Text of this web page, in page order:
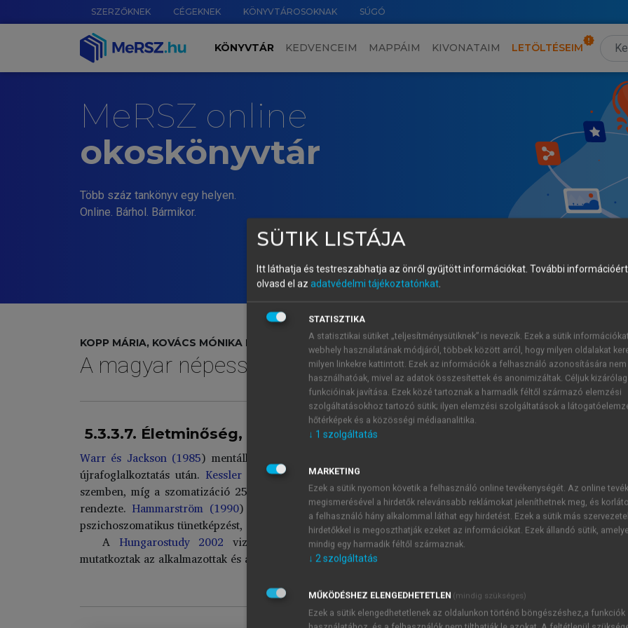
SZERZŐKNEK CÉGEKNEK KÖNYVTÁROSOKNAK SÚGÓ
KÖNYVTÁR KEDVENCEIM MAPPÁIM KIVONATAIM LETÖLTÉSEIM
MeRSZ online
okoskönyvtár
Több száz tankönyv egy helyen.
Online. Bárhol. Bármikor.
KOPP MÁRIA, KOVÁCS MÓNIKA ERIKA (SZERK.)
A magyar népesség életminősége az ezredfordulón
5.3.3.7. Életminőség, mentális zavarok és a munkanélküliség
Warr és Jackson (1985) mentálhigiénés vizsgálatában munkanélküli férfiak körében magasabb
újrafoglalkoztatás után. Kessler és munkatársai (1989) a munkanélküliek körében a depresszió
szemben, míg a szomatizáció 25%-os nak mutatkozott a foglalkoztatottak körében észlelt 13%-kal
rendezte. Hammarström (1990) az ifjúsági munkanélküliség vizsgálatakor öt évig követett
pszichoszomatikus tünetképzést, az alkohol és drogfogyasztást és az egészségügyi szolgáltatások
A Hungarostudy 2002 vizsgálat során a munkanélküliek szignifikánsan reménytelenebbnek,
mutatkoztak az alkalmazottak és a vállalkozók csoportjával összevetve.
SÜTIK LISTÁJA
Itt láthatja és testreszabhatja az önről gyűjtött információkat. További
olvasd el az adatvédelmi tájékoztatónkat.
STATISZTIKA
A statisztikai sütiket „teljesítménysütiknek” is nevezik. Ezek a sütik
webhely használatának módjáról, többek között arról, hogy milyen oldalakat
milyen linkekre kattintott. Ezek az információk a felhasználó azonosítására nem
használhatóak, mivel az adatok összesítettek és anonimizáltak. Céljuk
funkcióinak javítása. Ezek közé tartoznak a harmadik féltől származó elemzési
szolgáltatásokhoz tartozó sütik; ilyen elemzési szolgáltatások a
hőtérképek és a közösségi médiaanalitika.
↓ 1 szolgáltatás
MARKETING
Ezek a sütik nyomon követik a felhasználó online tevékenységét. Az online
megismerésével a hirdetők relevánsabb reklámokat jeleníthetnek meg, és
a felhasználó hány alkalommal láthat egy hirdetést. Ezek a sütik más
hirdetőkkel is megoszthatják ezeket az információkat. Ezek állandó sütik,
mindig egy harmadik féltől származnak.
↓ 2szolgáltatás
MŰKÖDÉSHEZ ELENGEDHETETLEN (mindig szükséges)
Ezek a sütik elengedhetetlenek az oldalunkon történő böngészéshez,a funkciók